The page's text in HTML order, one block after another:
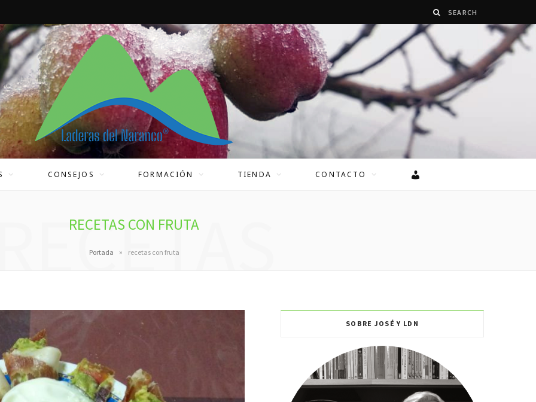
CONSEJOS FORMACIÓN TIENDA CONTACTO
RECETAS CON FRUTA
FRUTA
Portada » recetas con fruta
SOBRE JOSÉ Y LDN